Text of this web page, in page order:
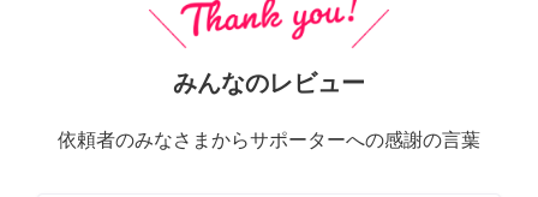
みんなのレビュー
依頼者のみなさまからサポーターへの感謝の言葉